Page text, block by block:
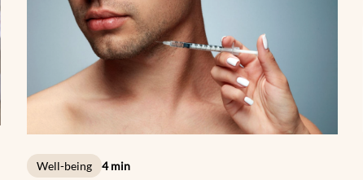
Well-being 4 min